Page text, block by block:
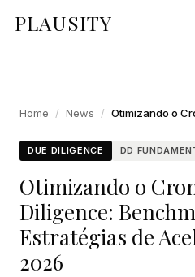
PLAUSITY
Home / News /
DUE DILIGENCE DD
Otimizando o
Diligence:
Estratégias de
2026